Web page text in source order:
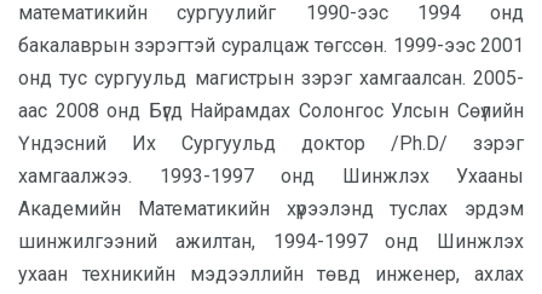
математикийн сургуулийг 1990-ээс 1994 онд
бакалаврын зэрэгтэй суралцаж төгссөн. 1999-ээс 2001
онд тус сургуульд магистрын зэрэг хамгаалсан. 2005-
аас 2008 онд Бүгд Найрамдах Солонгос Улсын Сөүлийн
Үндэсний Их Сургуульд доктор /Ph.D/ зэрэг
хамгаалжээ. 1993-1997 онд Шинжлэх Ухааны
Академийн Математикийн хүрээлэнд туслах эрдэм
шинжилгээний ажилтан, 1994-1997 онд Шинжлэх
ухаан техникийн мэдээллийн төвд инженер, ахлах